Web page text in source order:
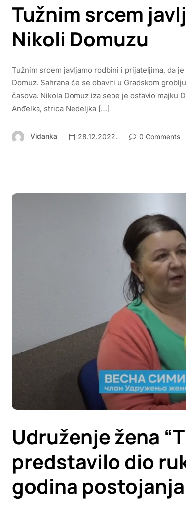
Tužnim srcem
Nikoli Domuzu
Tužnim srcem javljamo rodbini i prijateljima, da
Domuz. Sahrana će se obaviti u Gradskom
časova. Nikola Domuz iza sebe je ostavio majku
Anđelka, strica Nedeljka […]
Vidanka 28.12.2022. 0 Comments
Udruženje žena
predstavilo dio
godina postojanja